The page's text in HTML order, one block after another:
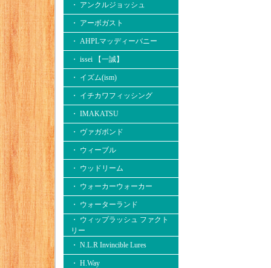
・ アンクルジョッシュ
・ アーボガスト
・ AHPLマッディーバニー
・ issei 【一誠】
・ イズム(ism)
・ イチカワフィッシング
・ IMAKATSU
・ ヴァガボンド
・ ウィーブル
・ ウッドリーム
・ ウォーカーウォーカー
・ ウォーターランド
・ ウィップラッシュ ファクト
リー
・ N.L.R Invincible Lures
・ H.Way